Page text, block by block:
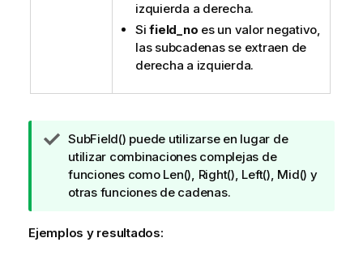
izquierda a derecha.
Sifield_no es un valor negativo,
las subcadenas se extraen de
derecha a izquierda.
N
o
t
a
e
SubField() puede utilizarse en lugar de
utilizar combinaciones complejas de
funciones como Len(), Right(), Left(), Mid() y
otras funciones de cadenas.
Ejemplos y resultados: